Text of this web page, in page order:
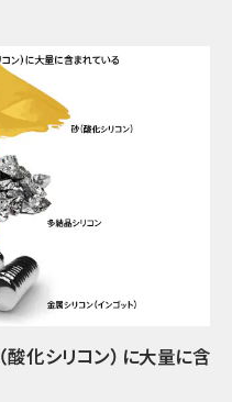
（酸化シリコン） に大量に含